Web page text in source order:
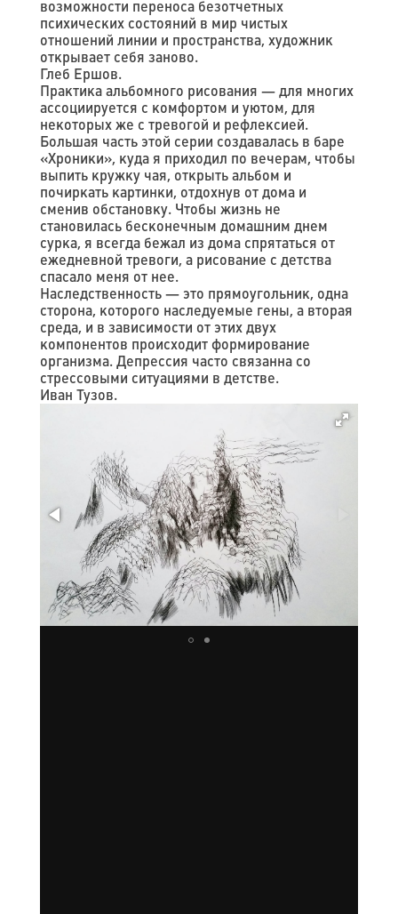
возможности переноса безотчетных
психических состояний в мир чистых
отношений линии и пространства, художник
открывает себя заново.
Глеб Ершов.
Практика альбомного рисования — для многих
ассоциируется с комфортом и уютом, для
некоторых же с тревогой и рефлексией.
Большая часть этой серии создавалась в баре
«Хроники», куда я приходил по вечерам, чтобы
выпить кружку чая, открыть альбом и
почиркать картинки, отдохнув от дома и
сменив обстановку. Чтобы жизнь не
становилась бесконечным домашним днем
сурка, я всегда бежал из дома спрятаться от
ежедневной тревоги, а рисование с детства
спасало меня от нее.
Наследственность — это прямоугольник, одна
сторона, которого наследуемые гены, а вторая
среда, и в зависимости от этих двух
компонентов происходит формирование
организма. Депрессия часто связанна со
стрессовыми ситуациями в детстве.
Иван Тузов.